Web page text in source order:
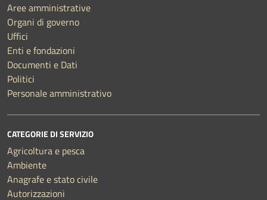
Aree amministrative
Organi di governo
Uffici
Enti e fondazioni
Documenti e Dati
Politici
Personale amministrativo
CATEGORIE DI SERVIZIO
Agricoltura e pesca
Ambiente
Anagrafe e stato civile
Autorizzazioni